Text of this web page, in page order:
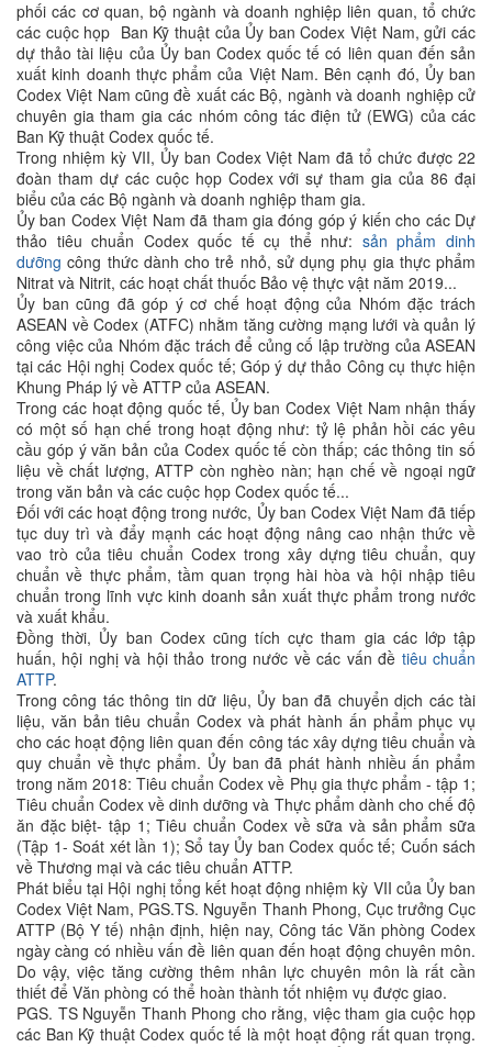
phối các cơ quan, bộ ngành và doanh nghiệp liên quan, tổ chức
các cuộc họp Ban Kỹ thuật của Ủy ban Codex Việt Nam, gửi các
dự thảo tài liệu của Ủy ban Codex quốc tế có liên quan đến sản
xuất kinh doanh thực phẩm của Việt Nam. Bên cạnh đó, Ủy ban
Codex Việt Nam cũng đề xuất các Bộ, ngành và doanh nghiệp cử
chuyên gia tham gia các nhóm công tác điện tử (EWG) của các
Ban Kỹ thuật Codex quốc tế.
Trong nhiệm kỳ VII, Ủy ban Codex Việt Nam đã tổ chức được 22
đoàn tham dự các cuộc họp Codex với sự tham gia của 86 đại
biểu của các Bộ ngành và doanh nghiệp tham gia.
Ủy ban Codex Việt Nam đã tham gia đóng góp ý kiến cho các Dự
thảo tiêu chuẩn Codex quốc tế cụ thể như: sản phẩm dinh
dưỡng công thức dành cho trẻ nhỏ, sử dụng phụ gia thực phẩm
Nitrat và Nitrit, các hoạt chất thuốc Bảo vệ thực vật năm 2019...
Ủy ban cũng đã góp ý cơ chế hoạt động của Nhóm đặc trách
ASEAN về Codex (ATFC) nhằm tăng cường mạng lưới và quản lý
công việc của Nhóm đặc trách để củng cố lập trường của ASEAN
tại các Hội nghị Codex quốc tế; Góp ý dự thảo Công cụ thực hiện
Khung Pháp lý về ATTP của ASEAN.
Trong các hoạt động quốc tế, Ủy ban Codex Việt Nam nhận thấy
có một số hạn chế trong hoạt động như: tỷ lệ phản hồi các yêu
cầu góp ý văn bản của Codex quốc tế còn thấp; các thông tin số
liệu về chất lượng, ATTP còn nghèo nàn; hạn chế về ngoại ngữ
trong văn bản và các cuộc họp Codex quốc tế...
Đối với các hoạt động trong nước, Ủy ban Codex Việt Nam đã tiếp
tục duy trì và đẩy mạnh các hoạt động nâng cao nhận thức về
vao trò của tiêu chuẩn Codex trong xây dựng tiêu chuẩn, quy
chuẩn về thực phẩm, tầm quan trọng hài hòa và hội nhập tiêu
chuẩn trong lĩnh vực kinh doanh sản xuất thực phẩm trong nước
và xuất khẩu.
Đồng thời, Ủy ban Codex cũng tích cực tham gia các lớp tập
huấn, hội nghị và hội thảo trong nước về các vấn đề tiêu chuẩn
ATTP.
Trong công tác thông tin dữ liệu, Ủy ban đã chuyển dịch các tài
liệu, văn bản tiêu chuẩn Codex và phát hành ấn phẩm phục vụ
cho các hoạt động liên quan đến công tác xây dựng tiêu chuẩn và
quy chuẩn về thực phẩm. Ủy ban đã phát hành nhiều ấn phẩm
trong năm 2018: Tiêu chuẩn Codex về Phụ gia thực phẩm - tập 1;
Tiêu chuẩn Codex về dinh dưỡng và Thực phẩm dành cho chế độ
ăn đặc biệt- tập 1; Tiêu chuẩn Codex về sữa và sản phẩm sữa
(Tập 1- Soát xét lần 1); Sổ tay Ủy ban Codex quốc tế; Cuốn sách
về Thương mại và các tiêu chuẩn ATTP.
Phát biểu tại Hội nghị tổng kết hoạt động nhiệm kỳ VII của Ủy ban
Codex Việt Nam, PGS.TS. Nguyễn Thanh Phong, Cục trưởng Cục
ATTP (Bộ Y tế) nhận định, hiện nay, Công tác Văn phòng Codex
ngày càng có nhiều vấn đề liên quan đến hoạt động chuyên môn.
Do vậy, việc tăng cường thêm nhân lực chuyên môn là rất cần
thiết để Văn phòng có thể hoàn thành tốt nhiệm vụ được giao.
PGS. TS Nguyễn Thanh Phong cho rằng, việc tham gia cuộc họp
các Ban Kỹ thuật Codex quốc tế là một hoạt động rất quan trọng.